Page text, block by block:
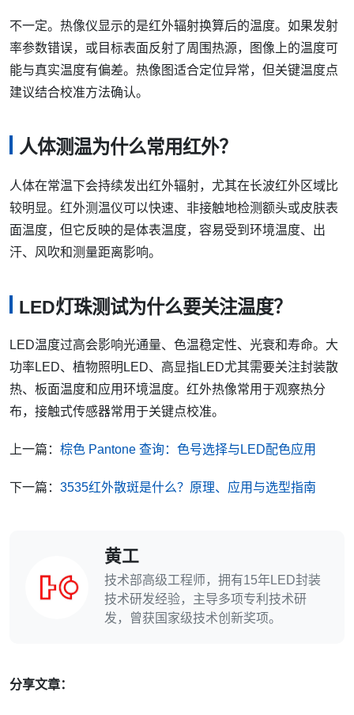
不一定。热像仪显示的是红外辐射换算后的温度。如果发射
率参数错误，或目标表面反射了周围热源，图像上的温度可
能与真实温度有偏差。热像图适合定位异常，但关键温度点
建议结合校准方法确认。
人体测温为什么常用红外？
人体在常温下会持续发出红外辐射，尤其在长波红外区域比
较明显。红外测温仪可以快速、非接触地检测额头或皮肤表
面温度，但它反映的是体表温度，容易受到环境温度、出
汗、风吹和测量距离影响。
LED灯珠测试为什么要关注温度？
LED温度过高会影响光通量、色温稳定性、光衰和寿命。大
功率LED、植物照明LED、高显指LED尤其需要关注封装散
热、板面温度和应用环境温度。红外热像常用于观察热分
布，接触式传感器常用于关键点校准。
上一篇： 棕色 Pantone 查询：色号选择与LED配色应用
下一篇： 3535红外散斑是什么？原理、应用与选型指南
黄工
技术部高级工程师，拥有15年LED封装
技术研发经验，主导多项专利技术研
发，曾获国家级技术创新奖项。
分享文章：